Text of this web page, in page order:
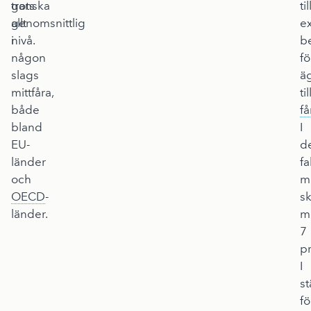
ganska
genomsnittlig
nivå.
trots
allt
i
någon
slags
mittfåra,
både
bland
EU-
länder
och
OECD-
länder.
till
till
I
7
I